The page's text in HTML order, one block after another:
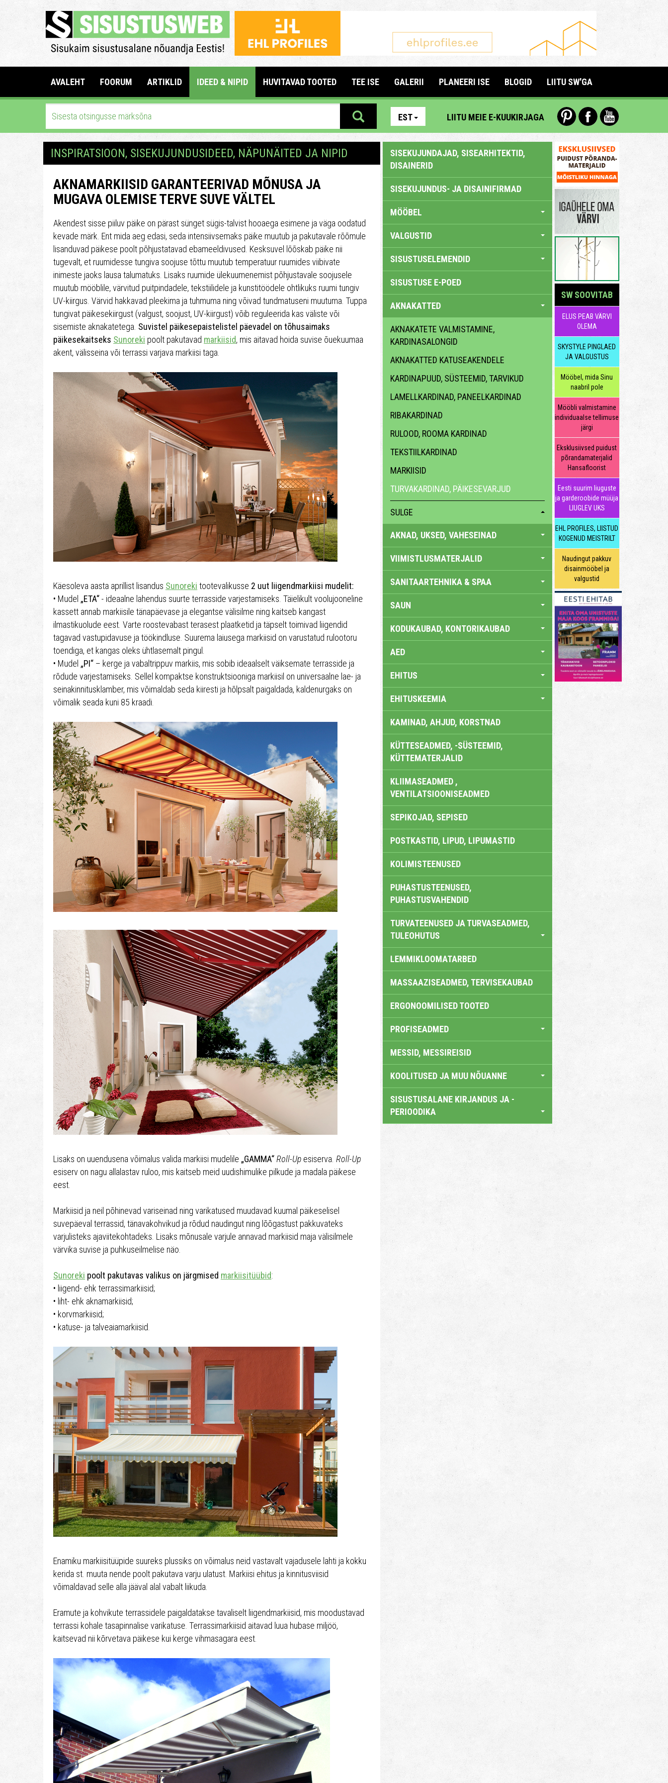
AVALEHT FOORUM ARTIKLID IDEED & NIPID HUVITAVAD TOOTED TEE ISE GALERII PLANEERI ISE BLOGID LIITU SW'GA
EST LIITU MEIE E-KUUKIRJAGA
INSPIRATSIOON, SISEKUJUNDUSIDEED, NÄPUNÄITED JA NIPID
AKNAMARKIISID GARANTEERIVAD MÕNUSA JA
MUGAVA OLEMISE TERVE SUVE VÄLTEL
Akendest sisse piiluv päike on pärast sünget sügis-talvist hooaega esimene ja väga oodatud
kevade märk. Ent mida aeg edasi, seda intensiivsemaks päike muutub ja pakutavale rõõmule
lisanduvad päikese poolt põhjustatavad ebameeldivused. Kesksuvel lõõskab päike nii
tugevalt, et ruumidesse tungiva soojuse tõttu muutub temperatuur ruumides viibivate
inimeste jaoks lausa talumatuks. Lisaks ruumide ülekuumenemist põhjustavale soojusele
muutub mööblile, värvitud puitpindadele, tekstiilidele ja kunstitöödele ohtlikuks ruumi tungiv
UV-kiirgus. Värvid hakkavad pleekima ja tuhmuma ning võivad tundmatuseni muutuma. Tuppa
tungivat päikesekiirgust (valgust, soojust, UV-kiirgust) võib reguleerida kas väliste või
sisemiste aknakatetega. Suvistel päikesepaistelistel päevadel on tõhusaimaks
päikesekaitseks Sunoreki poolt pakutavad markiisid, mis aitavad hoida suvise õuekuumaa
akent, välisseina või terrassi varjava markiisi taga.
Käesoleva aasta aprillist lisandus Sunoreki tootevalikusse 2 uut liigendmarkiisi mudelit:
• Mudel „ETA“- ideaalne lahendus suurte terrasside varjestamiseks. Täielikult voolujooneline
kassett annab markiisile tänapäevase ja elegantse välisilme ning kaitseb kangast
ilmastikuolude eest. Varte roostevabast terasest plaatketid ja täpselt toimivad liigendid
tagavad vastupidavuse ja töökindluse. Suurema laiusega markiisid on varustatud rulootoru
toendiga, et kangas oleks ühtlasemalt pingul.
• Mudel „PI“ – kerge ja vabaltrippuv markiis, mis sobib ideaalselt väiksemate terrasside ja
rõdude varjestamiseks. Sellel kompaktse konstruktsiooniga markiisil on universaalne lae- ja
seinakinnitusklamber, mis võimaldab seda kiiresti ja hõlpsalt paigaldada, kaldenurgaks on
võimalik seada kuni 85 kraadi.
Lisaks on uuendusena võimalus valida markiisi mudelile „GAMMA“Roll-Up esiserva. Roll-Up
esiserv on nagu allalastav ruloo, mis kaitseb meid uudishimulike pilkude ja madala päikese
eest.
Markiisid ja neil põhinevad variseinad ning varikatused muudavad kuumal päikeselisel
suvepäeval terrassid, tänavakohvikud ja rõdud naudingut ning lõõgastust pakkuvateks
varjulisteks ajaviitekohtadeks. Lisaks mõnusale varjule annavad markiisid maja välisilmele
värvika suvise ja puhkuseilmelise näo.
Sunoreki poolt pakutavas valikus on järgmised markiisitüübid:
• liigend- ehk terrassimarkiisid;
• liht- ehk aknamarkiisid;
• korvmarkiisid;
• katuse- ja talveaiamarkiisid.
Enamiku markiisitüüpide suureks plussiks on võimalus neid vastavalt vajadusele lahti ja kokku
kerida st. muuta nende poolt pakutava varju ulatust. Markiisi ehitus ja kinnitusviisid
võimaldavad selle alla jääval alal vabalt liikuda.
Eramute ja kohvikute terrassidele paigaldatakse tavaliselt liigendmarkiisid, mis moodustavad
terrassi kohale tasapinnalise varikatuse. Terrassimarkiisid aitavad luua hubase miljöö,
kaitsevad nii kõrvetava päikese kui kerge vihmasagara eest.
SISEKUJUNDAJAD, SISEARHITEKTID,
DISAINERID
SISEKUJUNDUS- JA DISAINIFIRMAD
MÖÖBEL
VALGUSTID
SISUSTUSELEMENDID
SISUSTUSE E-POED
AKNAKATTED
AKNAKATETE VALMISTAMINE,
KARDINASALONGID
AKNAKATTED KATUSEAKENDELE
KARDINAPUUD, SÜSTEEMID, TARVIKUD
LAMELLKARDINAD, PANEELKARDINAD
RIBAKARDINAD
RULOOD, ROOMA KARDINAD
TEKSTIILKARDINAD
MARKIISID
TURVAKARDINAD, PÄIKESEVARJUD
SULGE
AKNAD, UKSED, VAHESEINAD
VIIMISTLUSMATERJALID
SANITAARTEHNIKA & SPAA
SAUN
KODUKAUBAD, KONTORIKAUBAD
AED
EHITUS
EHITUSKEEMIA
KAMINAD, AHJUD, KORSTNAD
KÜTTESEADMED, -SÜSTEEMID,
KÜTTEMATERJALID
KLIIMASEADMED ,
VENTILATSIOONISEADMED
SEPIKOJAD, SEPISED
POSTKASTID, LIPUD, LIPUMASTID
KOLIMISTEENUSED
PUHASTUSTEENUSED,
PUHASTUSVAHENDID
TURVATEENUSED JA TURVASEADMED,
TULEOHUTUS
LEMMIKLOOMATARBED
MASSAAZISEADMED, TERVISEKAUBAD
ERGONOOMILISED TOOTED
PROFISEADMED
MESSID, MESSIREISID
KOOLITUSED JA MUU NÕUANNE
SISUSTUSALANE KIRJANDUS JA -
PERIOODIKA
SW SOOVITAB
ELUS PEAB VÄRVI
OLEMA
SKYSTYLE PINGLAED
JA VALGUSTUS
Mööbel, mida Sinu
naabril pole
Mööbli valmistamine
individuaalse tellimuse
järgi
Eksklusiivsed puidust
põrandamaterjalid
Hansafloorist
Eesti suurim liuguste
ja garderoobide müüja
LIUGLEV UKS
EHL PROFILES, LIISTUD
KOGENUD MEISTRILT
Naudingut pakkuv
disainmööbel ja
valgustid